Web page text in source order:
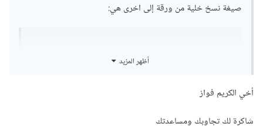
صيغة نسخ خلية من ورقة إلى اخرى هي:
أظهر المزيد
أخي الكريم فواز
شاكرة لك تجاوبك ومساعدتك